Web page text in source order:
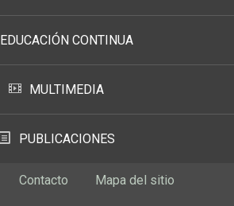
EDUCACIÓN CONTINUA
MULTIMEDIA
PUBLICACIONES
Contacto Mapa del sitio